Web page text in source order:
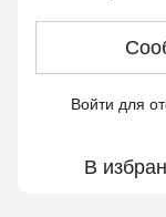
Войти для
В